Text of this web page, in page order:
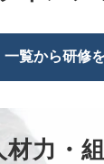
一覧から研修
材力・